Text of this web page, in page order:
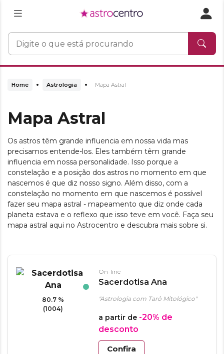
Home Astrologia Mapa Astral
Mapa Astral
Os astros têm grande influencia em nossa vida mas
precisamos entende-los. Eles também têm grande
influencia em nossa personalidade. Isso porque a
constelação e a posição dos astros no momento em que
nascemos é que diz nosso signo. Além disso, com a
constelação no momento em que nascemos é possível
fazer seu mapa astral - mapeamento que diz onde cada
planeta estava e o reflexo que isso teve em você. Faça seu
mapa astral aqui no Astrocentro e descubra mais sobre si.
80.7 %
(1004)
On-line
Sacerdotisa Ana
"Astrologia com Tarô Mitológico"
a partir de -20% de
desconto
Confira